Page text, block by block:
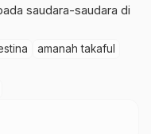
saudara-saudara di
amanah takaful